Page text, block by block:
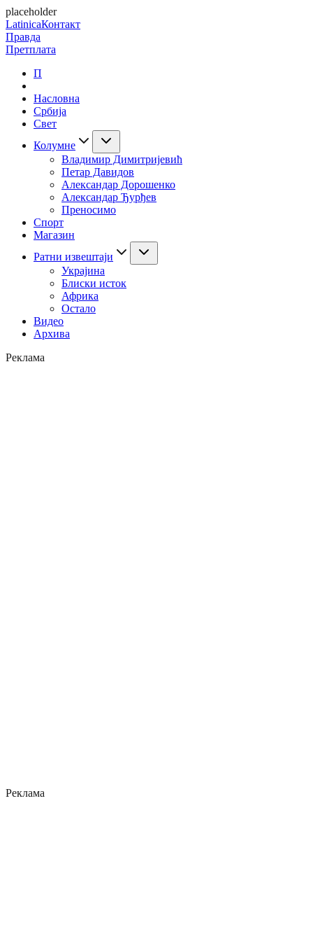
placeholder
LatinicaКонтакт
Правда
Претплата
П
Насловна
Србија
Свет
Колумне
Владимир Димитријевић
Петар Давидов
Александар Дорошенко
Александар Ђурђев
Преносимо
Спорт
Магазин
Ратни извештаји
Украјина
Блиски исток
Африка
Остало
Видео
Архива
Реклама
Реклама